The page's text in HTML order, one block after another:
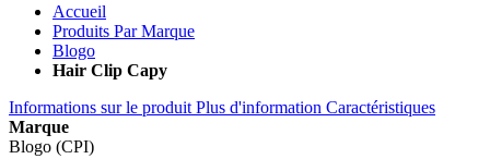
Accueil
Produits Par Marque
Blogo
Hair Clip Capy
Informations sur le produit Plus d'information Caractéristiques
Marque
Blogo (CPI)